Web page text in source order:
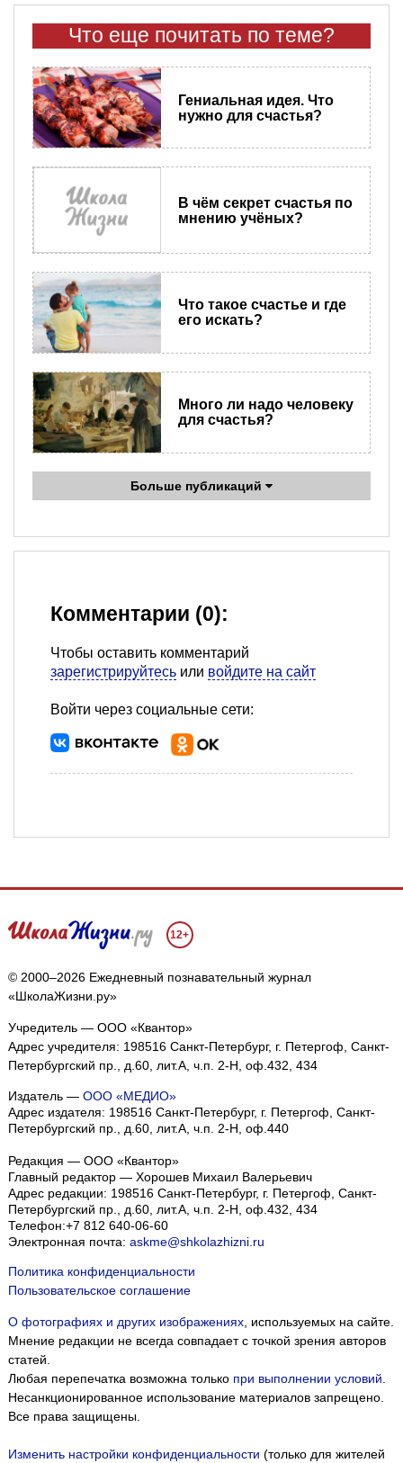
Что еще почитать по теме?
Гениальная идея. Что
нужно для счастья?
В чём секрет счастья по
мнению учёных?
Что такое счастье и где
его искать?
Много ли надо человеку
для счастья?
Больше публикаций
Комментарии (0):
Чтобы оставить комментарий
зарегистрируйтесь или войдите на сайт
Войти через социальные сети:
12+
© 2000–2026 Ежедневный познавательный журнал
«ШколаЖизни.ру»
Учредитель — ООО «Квантор»
Адрес учредителя: 198516 Санкт-Петербург, г. Петергоф, Санкт-
Петербургский пр., д.60, лит.А, ч.п. 2-Н, оф.432, 434
Издатель — ООО «МЕДИО»
Адрес издателя: 198516 Санкт-Петербург, г. Петергоф, Санкт-
Петербургский пр., д.60, лит.А, ч.п. 2-Н, оф.440
Редакция — ООО «Квантор»
Главный редактор — Хорошев Михаил Валерьевич
Адрес редакции: 198516 Санкт-Петербург, г. Петергоф Санкт-
Петербургский пр., д.60, лит.А, ч.п. 2-Н, оф.432, 434
Телефон:+7 812 640-06-60
Электронная почта: askme@shkolazhizni.ru
Политика конфиденциальности
Пользовательское соглашение
О фотографиях и других изображениях, используемых на сайте.
Мнение редакции не всегда совпадает с точкой зрения авторов
статей.
Любая перепечатка возможна только при выполнении условий
Несанкционированное использование материалов запрещено.
Все права защищены.
Изменить настройки конфиденциальности (только для жителей